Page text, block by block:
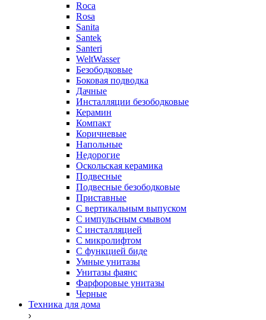
Roca
Rosa
Sanita
Santek
Santeri
WeltWasser
Безободковые
Боковая подводка
Дачные
Инсталляции безободковые
Керамин
Компакт
Коричневые
Напольные
Недорогие
Оскольская керамика
Подвесные
Подвесные безободковые
Приставные
С вертикальным выпуском
С импульсным смывом
С инсталляцией
С микролифтом
С функцией биде
Умные унитазы
Унитазы фаянс
Фарфоровые унитазы
Черные
Техника для дома